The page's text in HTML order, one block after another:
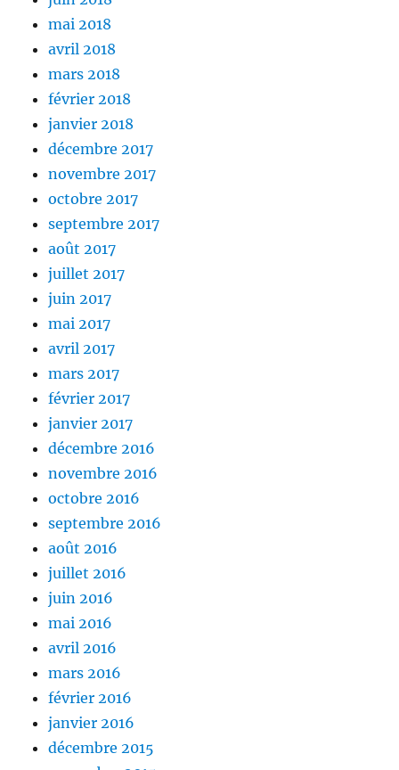
mai 2018
avril 2018
mars 2018
février 2018
janvier 2018
décembre 2017
novembre 2017
octobre 2017
septembre 2017
août 2017
juillet 2017
juin 2017
mai 2017
avril 2017
mars 2017
février 2017
janvier 2017
décembre 2016
novembre 2016
octobre 2016
septembre 2016
août 2016
juillet 2016
juin 2016
mai 2016
avril 2016
mars 2016
février 2016
janvier 2016
décembre 2015